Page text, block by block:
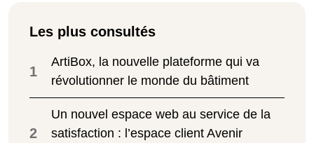
Les plus consultés
1
ArtiBox, la nouvelle plateforme qui va
révolutionner le monde du bâtiment
2
Un nouvel espace web au service de la
satisfaction : l’espace client Avenir